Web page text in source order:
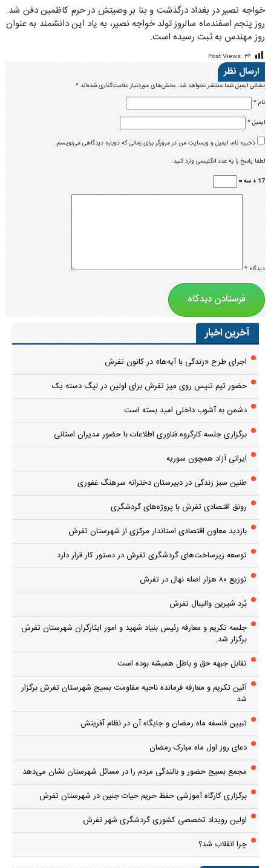
خواجه نصیر در بغداد درگذشت و بنا بر وصیتش در حرم کاظمین دفن شد.
روز پنجم اسفندماه سالروز تولد خواجه نصیر، به یاد این دانشمند به عنوان
روز مهندس به ثبت رسیده است.
Post Views: ۳۴
ارسال نظر
نشانی ایمیل شما منتشر نخواهد شد.بخش‌های موردنیاز علامت‌گذاری شده‌اند*
نام*
ایمیل*
ذخیره نام، ایمیل و وبسایت من در مرورگر برای زمانی که دوباره دیدگاهی می‌نویسم.
لطفا پاسخ را به عدد انگلیسی وارد کنید:
17 + سه =
دیدگاه*
آخرین اخبار
اجرای طرح «زندگی با آیه‌ها» در کانون تفرش
حضور تیم تنیس روی میز تفرش برای اولین در لیگ دسته یک
دشمن به آشوب داخلی امید بسته است
برگزاری جلسه کارگروه فناوری اطلاعات با حضور مدیران استانی
ایرانی آزاد همچون سوریه
طنین سبز زندگی در دبیرستان دخترانه سرهنگ غفوری
رونق اقتصادی تفرش با پروژه‌های گردشگری
بازدید معاون اقتصادی استاندار مرکزی از شهرستان تفرش
توسعه زیرساخت‌های گردشگری تفرش در دستور کار قرار دارد
توزیع ۸۰ هزار اصله نهال در تفرش
بُرد شیرین والیبال تفرش
جلسه تکریم و معارفه رئیس بنیاد شهید و امور ایثارگران شهرستان تفرش
برگزار شد.
تقابل جبهه حق و باطل همیشه بوده است
آئین تکریم و معارفه فرمانده ناحیه مقاومت بسیج شهرستان تفرش برگزار
شد
تبیین فلسفه ماه رمضان و جایگاه آن در نظام آفرینش
دعای روز اول ماه مبارک رمضان
مجمع بسیج حضور و بالندگی مردم را در مسائل شهرستان نشان می‌دهد
برگزاری کارگاه آموزشی حفظ حریم حیات جنین در شهرستان تفرش
اولین رویداد تخصصی کشوری گردشگری شهر تفرش
چرا انقلاب شد؟